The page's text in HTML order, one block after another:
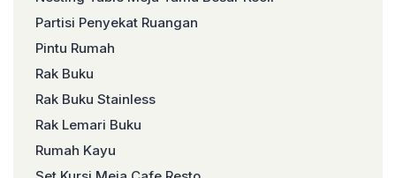
Partisi Penyekat Ruangan
Pintu Rumah
Rak Buku
Rak Buku Stainless
Rak Lemari Buku
Rumah Kayu